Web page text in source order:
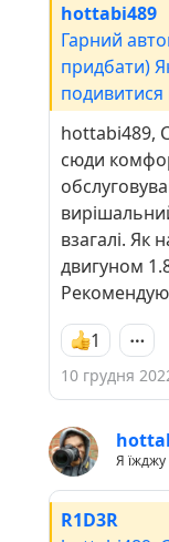
hottabi489
Гарний
придбати)
hottabi489,
сюди
взагалі. Як
двигуном
1
10 грудня
Я їжджу
R1D3R